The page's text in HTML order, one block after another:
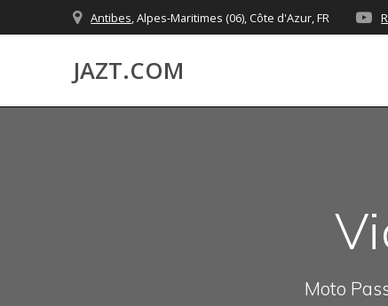
to
Antibes, Alpes-Maritimes (06), Côte d'Azur, FR
JAZT.COM
Moto